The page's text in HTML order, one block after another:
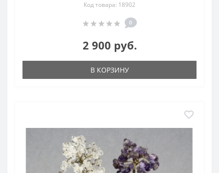
Код товара: 18902
0
2 900 руб.
В КОРЗИНУ